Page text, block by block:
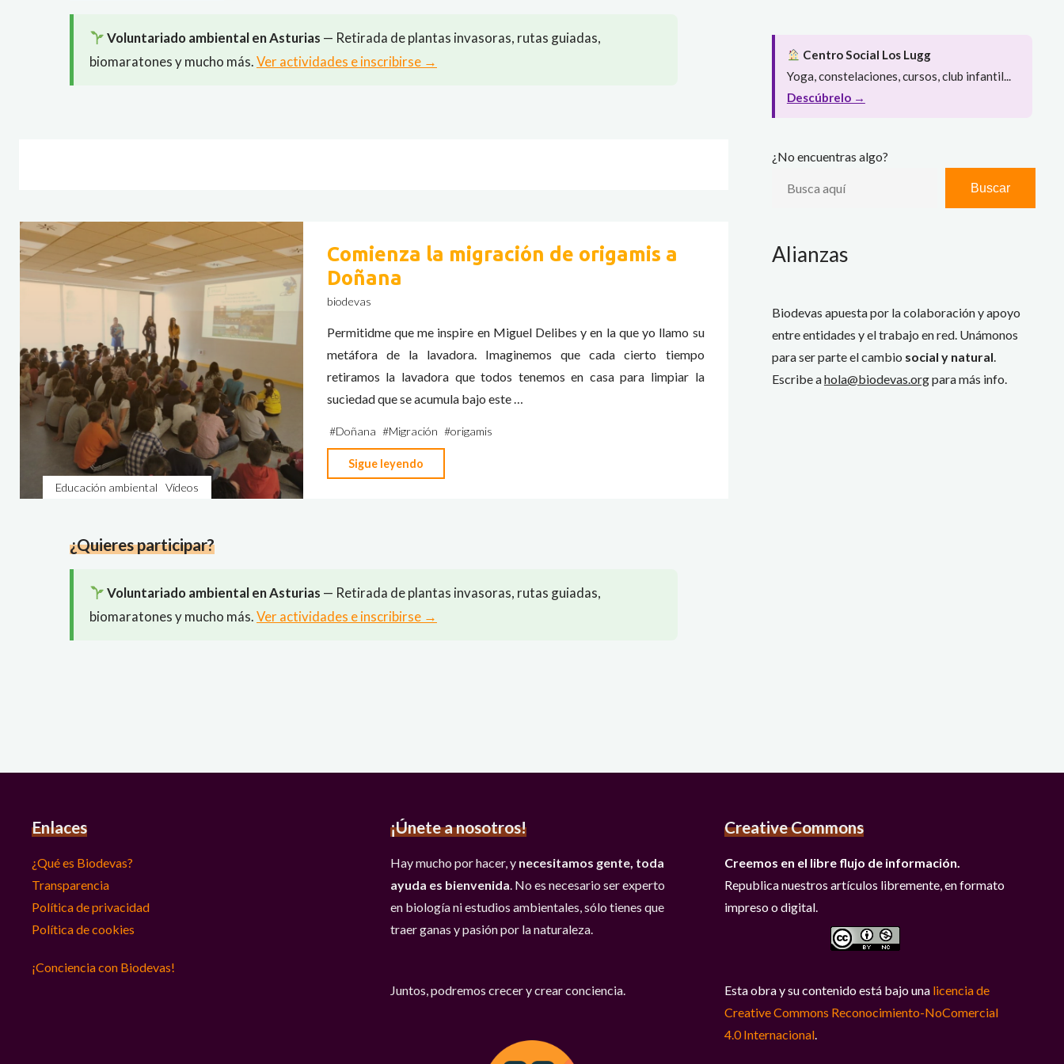
Voluntariado ambiental en Asturias — Retirada de plantas invasoras, rutas guiadas,
biomaratones y mucho más.Ver actividades e inscribirse →
Educación ambiental Vídeos
Comienza la migración de origamis a
Doñana
biodevas
Permitidme que me inspire en Miguel Delibes y en la que yo llamo su
metáfora de la lavadora. Imaginemos que cada cierto tiempo
retiramos la lavadora que todos tenemos en casa para limpiar la
suciedad que se acumula bajo este …
#Doñana #Migración #origamis
Sigue leyendo
la
Doñana"
¿Quieres participar?
Voluntariado ambiental en Asturias — Retirada de plantas invasoras, rutas guiadas,
biomaratones y mucho más.Ver actividades e inscribirse →
Centro Social Los Lugg
Yoga, constelaciones, cursos, club infantil...
Descúbrelo →
¿No encuentras algo?
Buscar
Alianzas
Biodevas apuesta por la colaboración y apoyo
entre entidades y el trabajo en red. Unámonos
para ser parte el cambio social y natural
Escribe ahola@biodevas.orgpara más info.
Enlaces
¿Qué es Biodevas?
Transparencia
Política de privacidad
Política de cookies
¡Conciencia con Biodevas!
¡Únete a nosotros!
Hay mucho por hacer, y necesitamos gente, toda
ayuda es bienvenida. No es necesario ser experto
en biología ni estudios ambientales, sólo tienes que
traer ganas y pasión por la naturaleza.
Juntos, podremos crecer y crear conciencia.
Creative Commons
Creemos en el libre flujo de información.
Republica nuestros artículos libremente, en formato
impreso o digital.
Esta obra y su contenido está bajo una licencia de
Creative Commons Reconocimiento-NoComercial
4.0 Internacional.